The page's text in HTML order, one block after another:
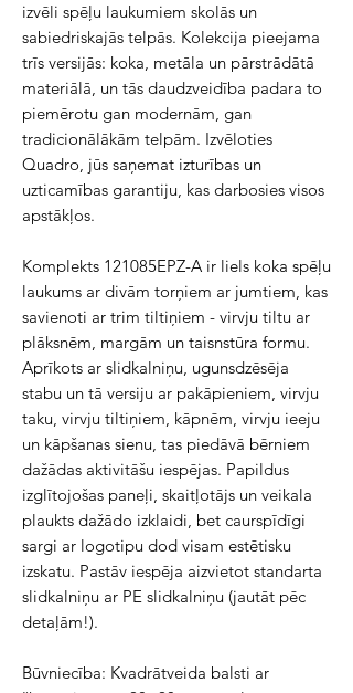
izvēli spēļu laukumiem skolās un
sabiedriskajās telpās. Kolekcija pieejama
trīs versijās: koka, metāla un pārstrādātā
materiālā, un tās daudzveidība padara to
piemērotu gan modernām, gan
tradicionālākām telpām. Izvēloties
Quadro, jūs saņemat izturības un
uzticamības garantiju, kas darbosies visos
apstākļos.
Komplekts 121085EPZ-A ir liels koka spēļu
laukums ar divām torņiem ar jumtiem, kas
savienoti ar trim tiltiņiem - virvju tiltu ar
plāksnēm, margām un taisnstūra formu.
Aprīkots ar slidkalniņu, ugunsdzēsēja
stabu un tā versiju ar pakāpieniem, virvju
taku, virvju tiltiņiem, kāpnēm, virvju ieeju
un kāpšanas sienu, tas piedāvā bērniem
dažādas aktivitāšu iespējas. Papildus
izglītojošas paneļi, skaitļotājs un veikala
plaukts dažādo izklaidi, bet caurspīdīgi
sargi ar logotipu dod visam estētisku
izskatu. Pastāv iespēja aizvietot standarta
slidkalniņu ar PE slidkalniņu (jautāt pēc
detaļām!).
Būvniecība: Kvadrātveida balsti ar